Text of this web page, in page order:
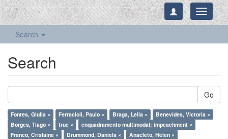
Toggle
Search
Search
Go
Fontes, Giulia × Ferracioli, Paulo × Braga, Leila ×
Benevides, Victoria ×
Borges, Tiago ×
true ×
enquadramento multimodal; impeachment ×
Franco, Crislaine ×
Drummond, Daniela × Anacleto, Helen ×